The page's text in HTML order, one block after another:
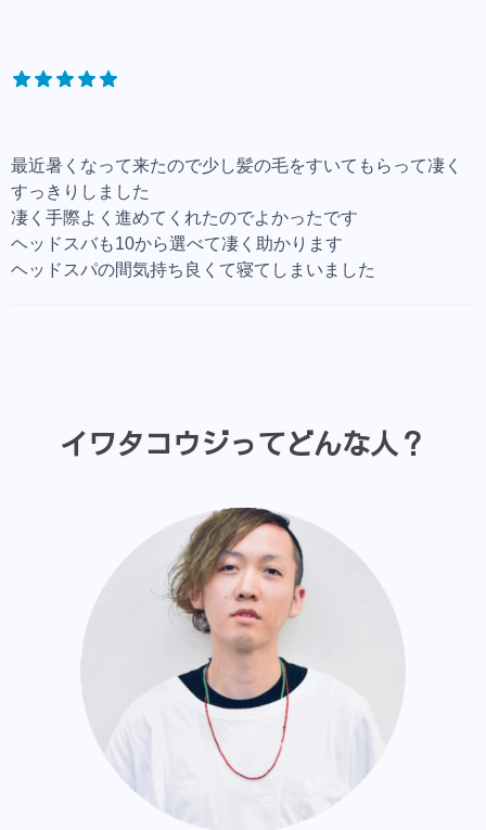
最近暑くなって来たので少し髪の毛をすいてもらって凄く
すっきりしました
凄く手際よく進めてくれたのでよかったです
ヘッドスバも10から選べて凄く助かります
ヘッドスパの間気持ち良くて寝てしまいました
イワタコウジってどんな人？